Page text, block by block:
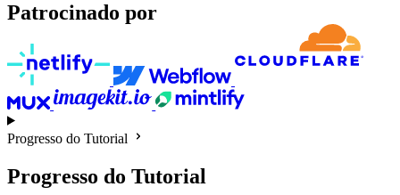
Patrocinado por
Progresso do Tutorial
Progresso do Tutorial